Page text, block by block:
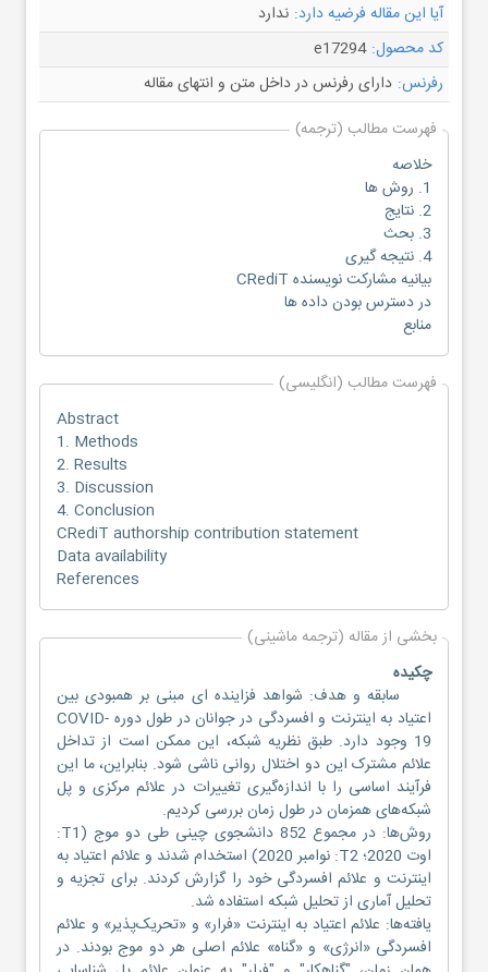
آیا این مقاله فرضیه دارد: ندارد
کد محصول: e17294
رفرنس: دارای رفرنس در داخل متن و انتهای مقاله
فهرست مطالب (ترجمه)
خلاصه
1. روش ها
2. نتایج
3. بحث
4. نتیجه گیری
بیانیه مشارکت نویسنده CRediT
در دسترس بودن داده ها
منابع
فهرست مطالب (انگلیسی)
Abstract
1. Methods
2. Results
3. Discussion
4. Conclusion
CRediT authorship contribution statement
Data availability
References
بخشی از مقاله (ترجمه ماشینی)
چکیده
سابقه و هدف: شواهد فزاینده ای مبنی بر همبودی بین
اعتیاد به اینترنت و افسردگی در جوانان در طول دوره COVID-
19 وجود دارد. طبق نظریه شبکه، این ممکن است از تداخل
علائم مشترک این دو اختلال روانی ناشی شود. بنابراین، ما این
فرآیند اساسی را با اندازه‌گیری تغییرات در علائم مرکزی و پل
شبکه‌های همزمان در طول زمان بررسی کردیم.
روش‌ها: در مجموع 852 دانشجوی چینی طی دو موج (T1:
اوت 2020؛ T2: نوامبر 2020) استخدام شدند و علائم اعتیاد به
اینترنت و علائم افسردگی خود را گزارش کردند. برای تجزیه و
تحلیل آماری از تحلیل شبکه استفاده شد.
یافته‌ها: علائم اعتیاد به اینترنت «فرار» و «تحریک‌پذیر» و علائم
افسردگی «انرژی» و «گناه» علائم اصلی هر دو موج بودند. در